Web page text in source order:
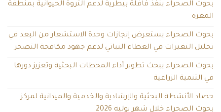
بحوث الصحراء ينفذ قافلة بيطرية لدعم الثروة الحيوانية بمنطقة
المغرة
بحوث الصحراء يستعرض إنجازات وحدة الاستشعار من البعد في
تحليل التغيرات في الغطاء النباتي لدعم جهود مكافحة التصحر
بحوث الصحراء يبحث تطوير أداء المحطات البحثية وتعزيز دورها
في التنمية الزراعية
حصاد الأنشطة البحثية والإرشادية والخدمية والميدانية لمركز
بحوث الصحراء خلال شهر يوليه 2026